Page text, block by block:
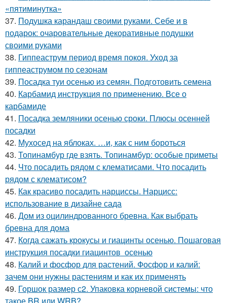
«пятиминутка»
37. Подушка карандаш своими руками. Себе и в
подарок: очаровательные декоративные подушки
своими руками
38. Гиппеаструм период время покоя. Уход за
гиппеаструмом по сезонам
39. Посадка туи осенью из семян. Подготовить семена
40. Карбамид инструкция по применению. Все о
карбамиде
41. Посадка земляники осенью сроки. Плюсы осенней
посадки
42. Мухосед на яблоках. …и, как с ним бороться
43. Топинамбур где взять. Топинамбур: особые приметы
44. Что посадить рядом с клематисами. Что посадить
рядом с клематисом?
45. Как красиво посадить нарциссы. Нарцисс:
использование в дизайне сада
46. Дом из оцилиндрованного бревна. Как выбрать
бревна для дома
47. Когда сажать крокусы и гиацинты осенью. Пошаговая
инструкция посадки гиацинтов осенью
48. Калий и фосфор для растений. Фосфор и калий:
зачем они нужны растениям и как их применять
49. Горшок размер с2. Упаковка корневой системы: что